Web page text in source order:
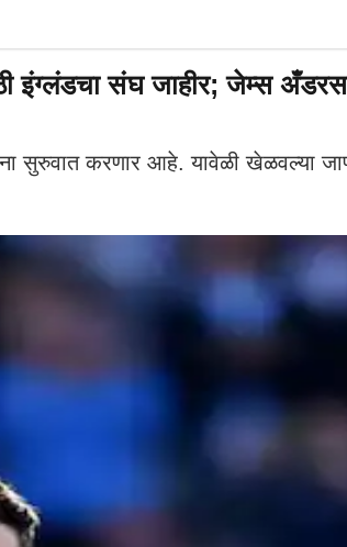
इंग्लंडचा संघ जाहीर; जेम्स
सुरुवात करणार आहे. यावेळी खेळवल्या